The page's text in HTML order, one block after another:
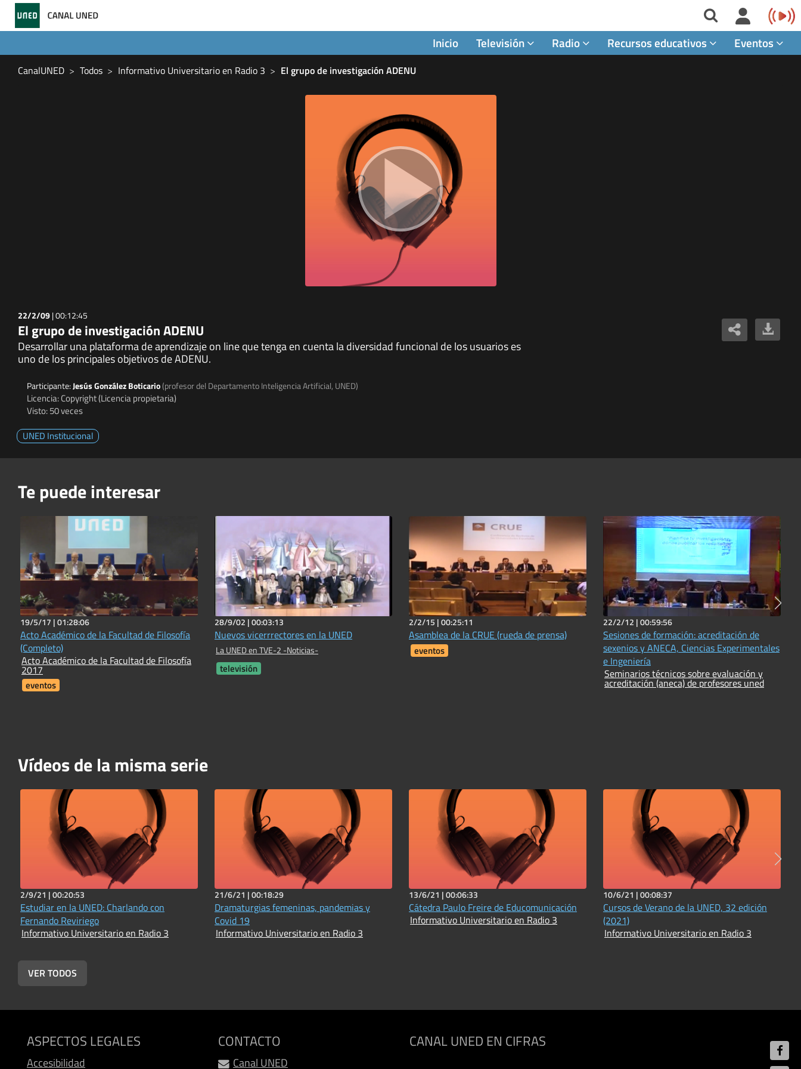
Inicio Televisión Radio Recursos educativos Eventos
CanalUNED Todos Informativo Universitario en Radio 3 El grupo de investigación ADENU
22/2/09|00:12:45
El grupo de investigación ADENU
Desarrollar una plataforma de aprendizaje on line que tenga en cuenta la diversidad funcional de los usuarios es
uno de los principales objetivos de ADENU.
Participante:Jesús González Boticario(profesor del Departamento Inteligencia Artificial, UNED)
Licencia: Copyright (Licencia propietaria)
Visto: 50 veces
UNED Institucional
Te puede interesar
19/5/17 |01:28:06
Acto Académico de la Facultad de Filosofía
(Completo)
Acto Académico de la Facultad de Filosofía
2017
eventos
28/9/02 |00:03:13
Nuevos vicerrrectores en la UNED
La UNED en TVE-2 -Noticias-
televisión
2/2/15 |00:25:11
Asamblea de la CRUE (rueda de prensa)
eventos
22/2/12 |00:59:56
Sesiones de formación: acreditación de
sexenios y ANECA, Ciencias Experimentales
e Ingeniería
Seminarios técnicos sobre evaluación y
acreditación (aneca) de profesores uned
Vídeos de la misma serie
2/9/21 |00:20:53
Estudiar en la UNED: Charlando con
Fernando Reviriego
Informativo Universitario en Radio 3
21/6/21 |00:18:29
Dramaturgias femeninas, pandemias y
Covid 19
Informativo Universitario en Radio 3
13/6/21 |00:06:33
Cátedra Paulo Freire de Educomunicación
Informativo Universitario en Radio 3
10/6/21 |00:08:37
Cursos de Verano de la UNED, 32 edición
(2021)
Informativo Universitario en Radio 3
VER TODOS
ASPECTOS LEGALES
Accesibilidad
CONTACTO
Canal UNED
CANAL UNED EN CIFRAS